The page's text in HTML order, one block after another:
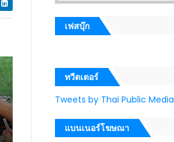
เฟสบุ๊ก
ทวีตเตอร์
Tweets by Thai Public Media
แบนเนอร์โฆษณา